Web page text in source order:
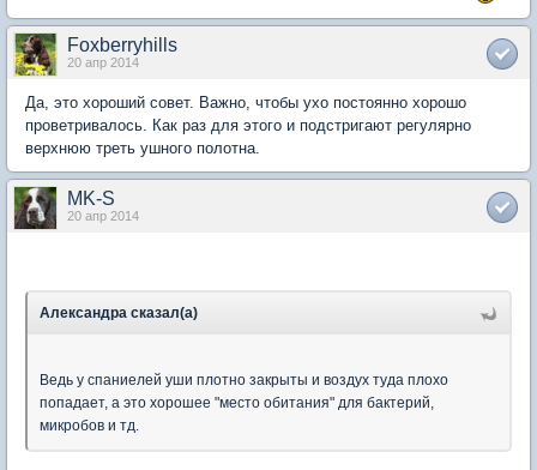
Foxberryhills
20 апр 2014
Да, это хороший совет. Важно, чтобы ухо постоянно хорошо
проветривалось. Как раз для этого и подстригают регулярно
верхнюю треть ушного полотна.
MK-S
20 апр 2014
Александра сказал(а)
Ведь у спаниелей уши плотно закрыты и воздух туда плохо
попадает, а это хорошее "место обитания" для бактерий,
микробов и тд.